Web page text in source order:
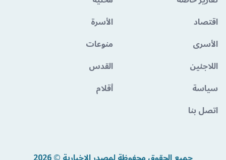
اقتصاد
الأسرة
الأسرى
منوعات
اللاجئين
القدس
سياسة
أقلام
اتصل بنا